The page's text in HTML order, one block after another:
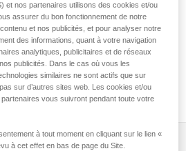
LOCK ou ASAP. Il vous permet de
corde, afin de la protéger pendant
d'une sangle à déchirement,
ouvrable et remplaçable,
l’abrasion. Il peut être utilisé dans
personnes pour une charge
et nos partenaires utilisons des cookies et/ou
assurer du bon fonctionnement de notre
et nos publicités, et pour analyser notre
des informations, quant à votre navigation
analytiques, publicitaires et de réseaux
publicités. Dans le cas où vous les
similaires ne sont actifs que sur
sur d’autres sites web. Les cookies et/ou
vous suivront pendant toute votre
à tout moment en cliquant sur le lien «
à cet effet en bas de page du Site.